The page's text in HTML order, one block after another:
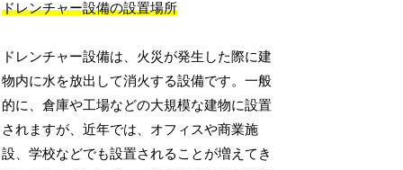
ドレンチャー設備の設置場所
ドレンチャー設備は、火災が発生した際に建
物内に水を放出して消火する設備です。一般
的に、倉庫や工場などの大規模な建物に設置
されますが、近年では、オフィスや商業施
設、学校などでも設置されることが増えてき